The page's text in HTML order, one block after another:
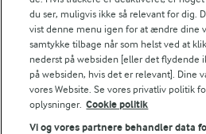
Følg
du ser, muligvis ikke så relevant for dig.
vist denne menu igen for at ændre dine
samtykke tilbage når som helst ved at
nederst på websiden [eller det flydende
på websiden, hvis det er relevant]. Dine
vores Website. Se vores privatliv politik
oplysninger. Cookie politik
Vi og vores partnere behandler data